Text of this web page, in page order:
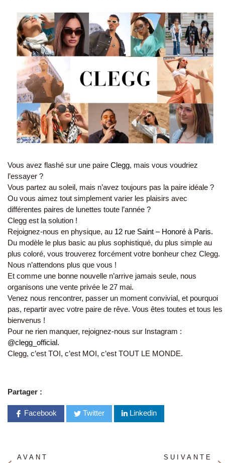
Vous avez flashé sur une paire Clegg, mais vous voudriez
l’essayer ?
Vous partez au soleil, mais n’avez toujours pas la paire idéale ?
Ou vous aimez tout simplement varier les plaisirs avec
différentes paires de lunettes toute l’année ?
Clegg est la solution !
Rejoignez-nous en physique, au 12 rue Saint – Honoré à Paris.
Du modèle le plus basic au plus sophistiqué, du plus simple au
plus coloré, vous trouverez forcément votre bonheur chez Clegg.
Nous n’attendons plus que vous !
Et comme une bonne nouvelle n’arrive jamais seule, nous
organisons une vente privée le 27 mai.
Venez nous rencontrer, passer un moment convivial, et pourquoi
pas, repartir avec votre paire de rêve. Vous êtes toutes et tous les
bienvenus !
Pour ne rien manquer, rejoignez-nous sur Instagram :
@clegg_official.
Clegg, c’est TOI, c’est MOI, c’est TOUT LE MONDE.
Partager :
Facebook Twitter Linkedin
AVANT SUIVANTE